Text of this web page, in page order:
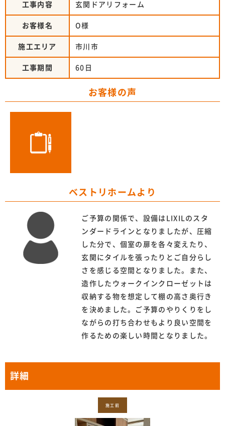
工事内容 玄関ドアリフォーム
お客様名 O様
施工エリア 市川市
工事期間 60日
お客様の声
ベストリホームより
ご予算の関係で、設備はLIXILのスタ
ンダードラインとなりましたが、圧縮
した分で、個室の扉を各々変えたり、
玄関にタイルを張ったりとご自分らし
さを感じる空間となりました。また、
造作したウォークインクローゼットは
収納する物を想定して棚の高さ奥行き
を決めました。ご予算のやりくりをし
ながらの打ち合わせもより良い空間を
作るための楽しい時間となりました。
詳細
施工前